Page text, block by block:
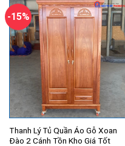
-15%
Thanh Lý Tủ Quần Áo Gỗ Xoan
Đào 2 Cánh Tồn Kho Giá Tốt